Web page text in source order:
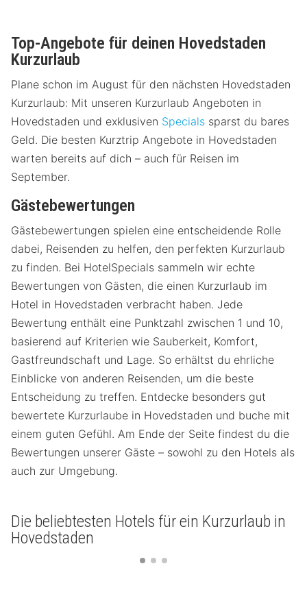
Top-Angebote für deinen Hovedstaden
Kurzurlaub
Plane schon im August für den nächsten Hovedstaden
Kurzurlaub: Mit unseren Kurzurlaub Angeboten in
Hovedstaden und exklusiven Specials sparst du bares
Geld. Die besten Kurztrip Angebote in Hovedstaden
warten bereits auf dich – auch für Reisen im
September.
Gästebewertungen
Gästebewertungen spielen eine entscheidende Rolle
dabei, Reisenden zu helfen, den perfekten Kurzurlaub
zu finden. Bei HotelSpecials sammeln wir echte
Bewertungen von Gästen, die einen Kurzurlaub im
Hotel in Hovedstaden verbracht haben. Jede
Bewertung enthält eine Punktzahl zwischen 1 und 10,
basierend auf Kriterien wie Sauberkeit, Komfort,
Gastfreundschaft und Lage. So erhältst du ehrliche
Einblicke von anderen Reisenden, um die beste
Entscheidung zu treffen. Entdecke besonders gut
bewertete Kurzurlaube in Hovedstaden und buche mit
einem guten Gefühl. Am Ende der Seite findest du die
Bewertungen unserer Gäste – sowohl zu den Hotels als
auch zur Umgebung.
Die beliebtesten Hotels für ein Kurzurlaub in
Hovedstaden